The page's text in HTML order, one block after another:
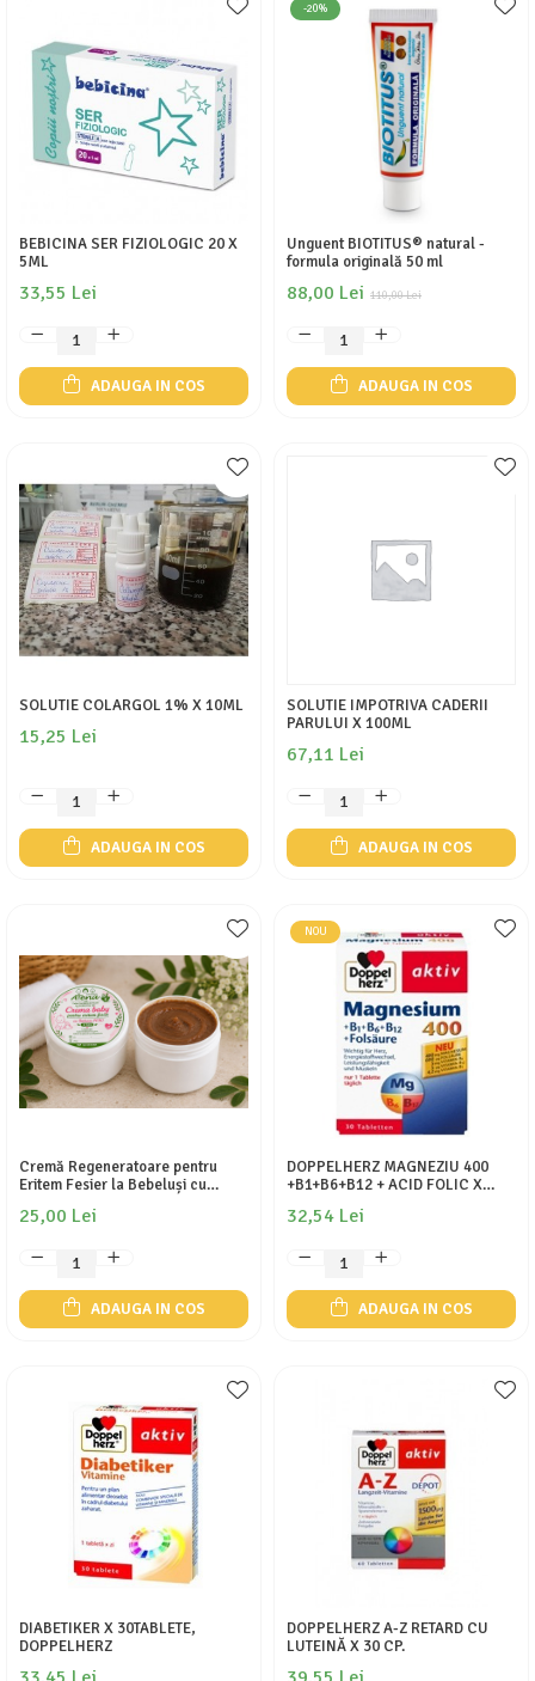
BEBICINA SER FIZIOLOGIC 20 X
5ML
33,55 Lei
ADAUGA IN COS
-20%
Unguent BIOTITUS® natural -
formula originală 50 ml
110,00 Lei
88,00 Lei
ADAUGA IN COS
SOLUTIE COLARGOL 1% X 10ML
15,25 Lei
ADAUGA IN COS
SOLUTIE IMPOTRIVA CADERII
PARULUI X 100ML
67,11 Lei
ADAUGA IN COS
Cremă Regeneratoare pentru
Eritem Fesier la Bebeluși cu
25,00 Lei
ADAUGA IN COS
NOU
DOPPELHERZ MAGNEZIU 400
+B1+B6+B12 + ACID FOLIC X
32,54 Lei
ADAUGA IN COS
DIABETIKER X 30TABLETE,
DOPPELHERZ
DOPPELHERZ A-Z RETARD CU
LUTEINĂ X 30 CP.